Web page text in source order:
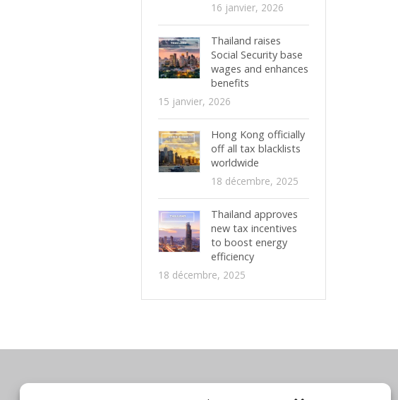
16 janvier, 2026
Thailand raises
Social Security base
wages and enhances
benefits
15 janvier, 2026
Hong Kong officially
off all tax blacklists
worldwide
18 décembre, 2025
Thailand approves
new tax incentives
to boost energy
efficiency
18 décembre, 2025